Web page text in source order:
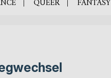
QUEER FANTASY